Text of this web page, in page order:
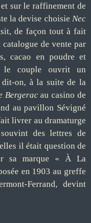
sur le raffinement de
la devise choisie Nec
de façon tout à fait
de vente par
cacao en poudre et
le couple ouvrit un
dit-on, à la suite de la
Bergeracau casino de
au pavillon Sévigné
livrer au dramaturge
des lettres de
il était question de
sa marque « À La
en 1903 au greffe
Ferrand, devint